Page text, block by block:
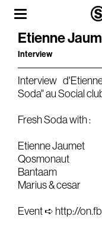
Team
3D Tour
Label
Studios
Live Room
Etienne
Interview
Interview
Soda" au Social
Fresh Soda with :
Etienne Jaumet
Qosmonaut
Bantaam
Marius & cesar
Event ➪ http://